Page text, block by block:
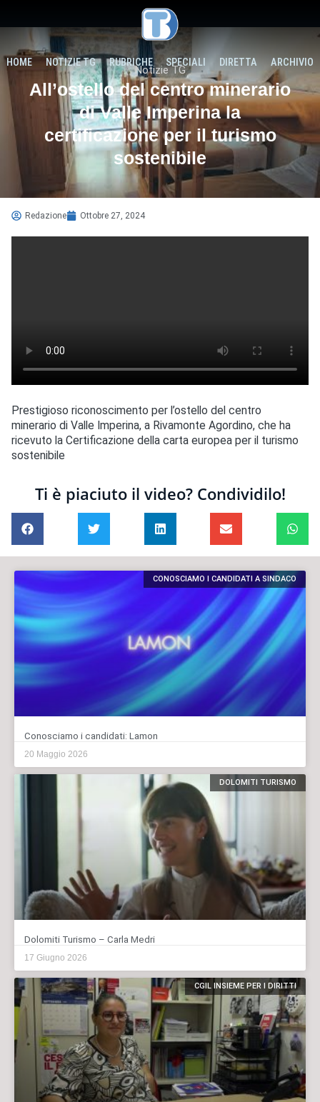
HOME NOTIZIE TG RUBRICHE SPECIALI DIRETTA ARCHIVIO
Notizie TG
All’ostello del centro minerario
di Valle Imperina la
certificazione per il turismo
sostenibile
Redazione Ottobre 27, 2024
Prestigioso riconoscimento per l’ostello del centro
minerario di Valle Imperina, a Rivamonte Agordino, che ha
ricevuto la Certificazione della carta europea per il turismo
sostenibile
Ti è piaciuto il video? Condividilo!
CONOSCIAMO I CANDIDATI A SINDACO
Conosciamo i candidati: Lamon
20 Maggio 2026
DOLOMITI TURISMO
Dolomiti Turismo – Carla Medri
17 Giugno 2026
CGIL INSIEME PER I DIRITTI